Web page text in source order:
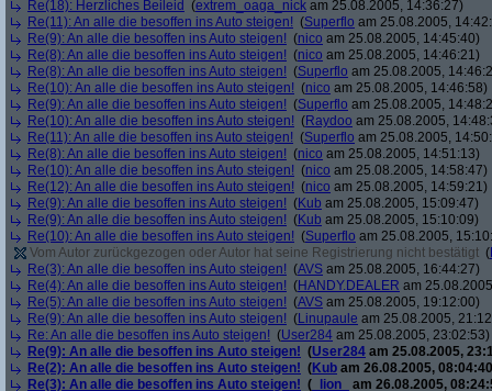
Re(18): Herzliches Beileid (extrem_oaga_nick am 25.08.2005, 14:36:27)
Re(11): An alle die besoffen ins Auto steigen! (Superflo am 25.08.2005,
Re(9): An alle die besoffen ins Auto steigen! (nico am 25.08.2005, 14:45:40)
Re(8): An alle die besoffen ins Auto steigen! (nico am 25.08.2005, 14:46:21)
Re(8): An alle die besoffen ins Auto steigen! (Superflo am 25.08.2005,
Re(10): An alle die besoffen ins Auto steigen! (nico am 25.08.2005, 14:46:58)
Re(9): An alle die besoffen ins Auto steigen! (Superflo am 25.08.2005,
Re(10): An alle die besoffen ins Auto steigen! (Raydoo am 25.08.2005,
Re(11): An alle die besoffen ins Auto steigen! (Superflo am 25.08.2005,
Re(8): An alle die besoffen ins Auto steigen! (nico am 25.08.2005, 14:51:13)
Re(10): An alle die besoffen ins Auto steigen! (nico am 25.08.2005, 14:58:47)
Re(12): An alle die besoffen ins Auto steigen! (nico am 25.08.2005, 14:59:21)
Re(9): An alle die besoffen ins Auto steigen! (Kub am 25.08.2005, 15:09:47)
Re(9): An alle die besoffen ins Auto steigen! (Kub am 25.08.2005, 15:10:09)
Re(10): An alle die besoffen ins Auto steigen! (Superflo am 25.08.2005,
Vom Autor zurückgezogen oder Autor hat seine Registrierung nicht bestätigt (
Re(3): An alle die besoffen ins Auto steigen! (AVS am 25.08.2005, 16:44:27)
Re(4): An alle die besoffen ins Auto steigen! (HANDY.DEALER am
Re(5): An alle die besoffen ins Auto steigen! (AVS am 25.08.2005, 19:12:00)
Re(9): An alle die besoffen ins Auto steigen! (Linupaule am 25.08.2005,
Re: An alle die besoffen ins Auto steigen! (User284 am 25.08.2005, 23:02:53)
Re(9): An alle die besoffen ins Auto steigen! (User284 am 25.08.2005,
Re(2): An alle die besoffen ins Auto steigen! (Kub am 26.08.2005,
Re(3): An alle die besoffen ins Auto steigen! ( _lion_
am 26.08.2005,